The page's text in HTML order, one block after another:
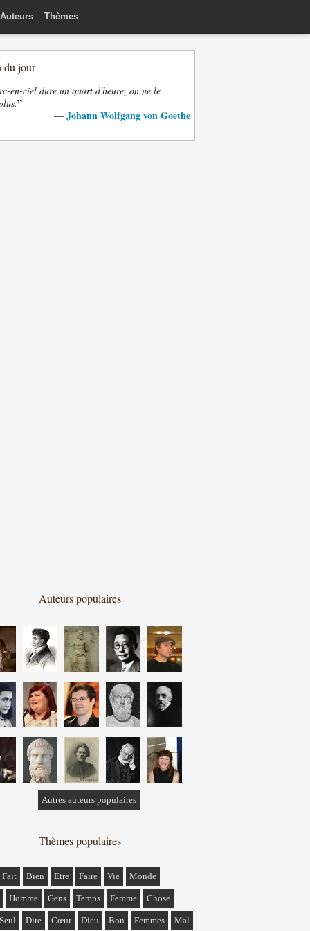
Auteurs Thèmes
du jour
en-ciel dure un quart d'heure, on ne le
”
— Johann Wolfgang von Goethe
Auteurs populaires
Autres auteurs populaires
Thèmes populaires
Fait Bien Etre Faire Vie Monde
Homme Gens Temps Femme Chose
Seul Dire Cœur Dieu Bon Femmes Mal